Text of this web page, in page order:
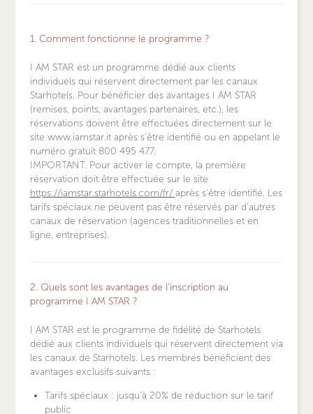
1. Comment fonctionne le programme ?
I AM STAR est un programme dédié aux clients
individuels qui réservent directement par les canaux
Starhotels. Pour bénéficier des avantages I AM STAR
(remises, points, avantages partenaires, etc.), les
réservations doivent être effectuées directement sur le
site www.iamstar.it après s'être identifié ou en appelant le
numéro gratuit 800 495 477.
IMPORTANT. Pour activer le compte, la première
réservation doit être effectuée sur le site
https://iamstar.starhotels.com/fr/ après s'être identifié. Les
tarifs spéciaux ne peuvent pas être réservés par d'autres
canaux de réservation (agences traditionnelles et en
ligne, entreprises).
2. Quels sont les avantages de l'inscription au
programme I AM STAR ?
I AM STAR est le programme de fidélité de Starhotels
dédié aux clients individuels qui réservent directement via
les canaux de Starhotels. Les membres bénéficient des
avantages exclusifs suivants :
Tarifs spéciaux : jusqu'à 20% de réduction sur le tarif
public